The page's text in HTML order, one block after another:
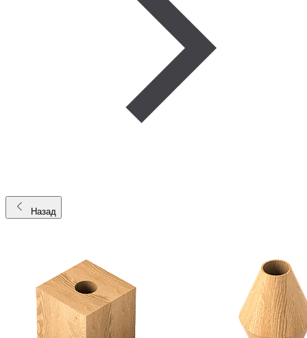
Назад